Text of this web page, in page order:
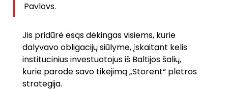
Pavlovs.
Jis pridūrė esąs dėkingas visiems, kurie
dalyvavo obligacijų siūlyme, įskaitant kelis
institucinius investuotojus iš Baltijos šalių,
kurie parodė savo tikėjimą „Storent“ plėtros
strategija.